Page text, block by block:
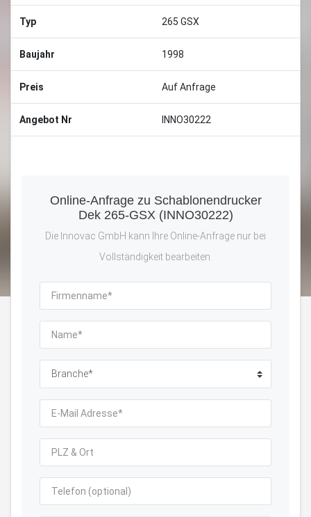
Typ 265 GSX
Baujahr 1998
Preis Auf Anfrage
Angebot Nr INNO30222
Online-Anfrage zu Schablonendrucker
Dek 265-GSX (INNO30222)
Die Innovac GmbH kann Ihre Online-Anfrage nur bei
Vollständigkeit bearbeiten.